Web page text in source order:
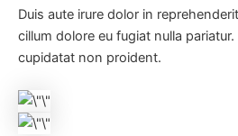
Duis aute irure dolor in
cillum dolore eu fugiat nulla
cupidatat non proident.